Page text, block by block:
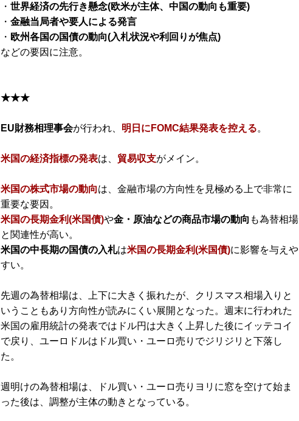
・ 世界経済の先行き懸念(欧米が主体、中国の動向も重要)
・ 金融当局者や要人による発言
・ 欧州各国の国債の動向(入札状況や利回りが焦点)
などの要因に注意。
★★★
EU財務相理事会が行われ、 明日にFOMC結果発表を控える。
米国の経済指標の発表は、 貿易収支がメイン。
米国の株式市場の動向は、金融市場の方向性を見極める上で非常に
重要な要因。
米国の長期金利(米国債)や金・原油などの商品市場の動向 も為替相場
と関連性が高い。
米国の中長期の国債の入札は米国の長期金利(米国債)に影響を与えや
すい。
先週の為替相場は、上下に大きく振れたが、クリスマス相場入りと
いうこともあり方向性が読みにくい展開となった。週末に行われた
米国の雇用統計の発表ではドル円は大きく上昇した後にイッテコイ
で戻り、ユーロドルはドル買い・ユーロ売りでジリジリと下落し
た。
週明けの為替相場は、ドル買い・ユーロ売りヨリに窓を空けて始ま
った後は、調整が主体の動きとなっている。